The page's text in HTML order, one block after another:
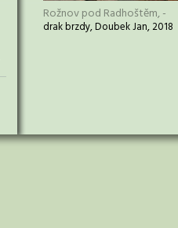
Rožnov pod Radhoštěm, -
drak brzdy, Doubek Jan, 2018